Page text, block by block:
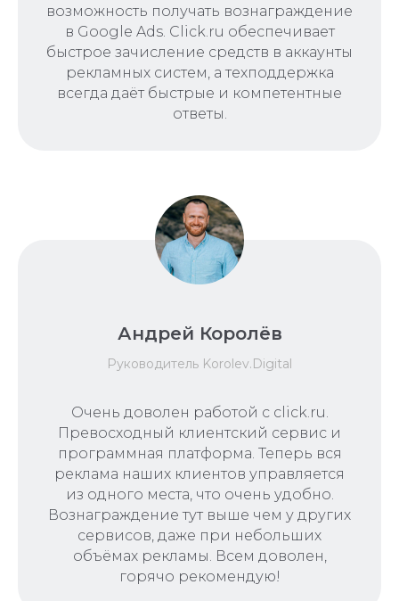
возможность получать вознаграждение
в Google Ads. Click.ru обеспечивает
быстрое зачисление средств в аккаунты
рекламных систем, а техподдержка
всегда даёт быстрые и компетентные
ответы.
Андрей Королёв
Руководитель Korolev.Digital
Очень доволен работой с click.ru.
Превосходный клиентский сервис и
программная платформа. Теперь вся
реклама наших клиентов управляется
из одного места, что очень удобно.
Вознаграждение тут выше чем у других
сервисов, даже при небольших
объёмах рекламы. Всем доволен,
горячо рекомендую!